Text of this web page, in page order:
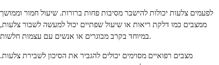
לפעמים צלעות יכולות להישבר מסיבות פחות ברורות. שיעול חמור וממושך
ממצבים כמו דלקת ריאות או שיעול שפתיים יכול למעשה לשבור צלעות,
במיוחד בקרב מבוגרים או אנשים עם עצמות חלשות.
מצבים רפואיים מסוימים יכולים להגביר את הסיכון לשבירת צלעות.